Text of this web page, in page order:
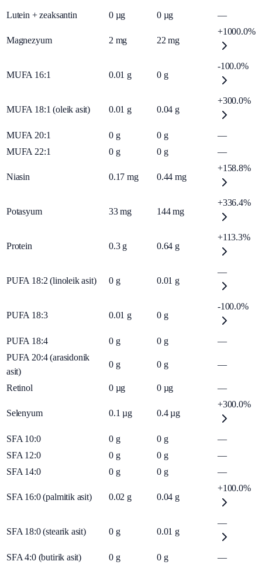
Lutein + zeaksantin 0 µg 0 µg —
Magnezyum 2 mg 22 mg
+1000.0%
MUFA 16:1 0.01 g 0 g
-100.0%
MUFA 18:1 (oleik asit) 0.01 g 0.04 g
+300.0%
MUFA 20:1 0 g 0 g
—
MUFA 22:1
0 g 0 g —
Niasin 0.17 mg 0.44 mg
+158.8%
Potasyum 33 mg 144 mg
+336.4%
Protein 0.3 g 0.64 g
+113.3%
PUFA 18:2 (linoleik asit) 0 g 0.01 g
—
PUFA 18:3 0.01 g 0 g
-100.0%
PUFA 18:4 0 g 0 g
—
PUFA 20:4 (arasidonik
asit)
0 g 0 g —
Retinol 0 µg 0 µg —
Selenyum 0.1 µg 0.4 µg
+300.0%
SFA 10:0 0 g 0 g
—
SFA 12:0
0 g 0 g
—
SFA 14:0
0 g 0 g —
SFA 16:0 (palmitik asit) 0.02 g 0.04 g
+100.0%
SFA 18:0 (stearik asit) 0 g 0.01 g
—
SFA 4:0 (butirik asit) 0 g 0 g —